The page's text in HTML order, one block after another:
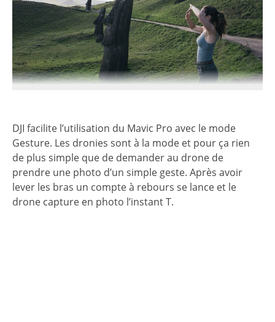
DJI facilite l’utilisation du Mavic Pro avec le mode
Gesture. Les dronies sont à la mode et pour ça rien
de plus simple que de demander au drone de
prendre une photo d’un simple geste. Après avoir
lever les bras un compte à rebours se lance et le
drone capture en photo l’instant T.